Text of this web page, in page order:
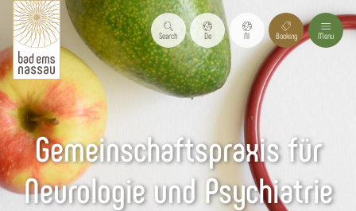
Search De Nl Booking Menu
Gemeinschaftspraxis für
Neurologie und Psychiatrie